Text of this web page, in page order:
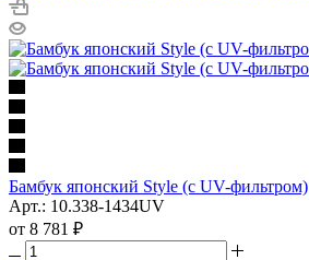
Бамбук японский Style (с UV-фильтром)
Арт.: 10.338-1434UV
от 8 781 ₽